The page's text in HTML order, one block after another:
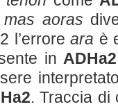
mas aoras
l’erroreara è
in ADHa2
2. Traccia di